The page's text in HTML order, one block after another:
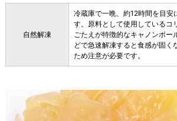
自然解凍
冷蔵庫で一晩、約12時間を目安
す。原料として使用しているコ
ごたえが特徴的なキャノンボー
どで急速解凍すると食感が固く
ため注意が必要です。